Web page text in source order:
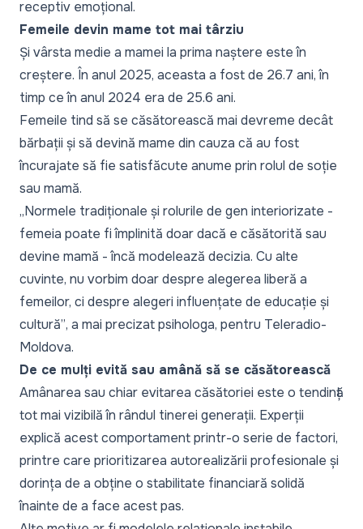
receptiv emoțional.
Femeile devin mame tot mai târziu
Și vârsta medie a mamei la prima naștere este în
creștere. În anul 2025, aceasta a fost de 26.7 ani, în
timp ce în anul 2024 era de 25.6 ani.
Femeile tind să se căsătorească mai devreme decât
bărbații și să devină mame din cauza că au fost
încurajate să fie satisfăcute anume prin rolul de soție
sau mamă.
„Normele tradiționale și rolurile de gen interiorizate -
femeia poate fi împlinită doar dacă e căsătorită sau
devine mamă - încă modelează decizia. Cu alte
cuvinte, nu vorbim doar despre alegerea liberă a
femeilor, ci despre alegeri influențate de educație și
cultură”, a mai precizat psihologa, pentru Teleradio-
Moldova.
De ce mulți evită sau amână să se căsătorească
Amânarea sau chiar evitarea căsătoriei este o tendință
tot mai vizibilă în rândul tinerei generații. Experții
explică acest comportament printr-o serie de factori,
printre care prioritizarea autorealizării profesionale și
dorința de a obține o stabilitate financiară solidă
înainte de a face acest pas.